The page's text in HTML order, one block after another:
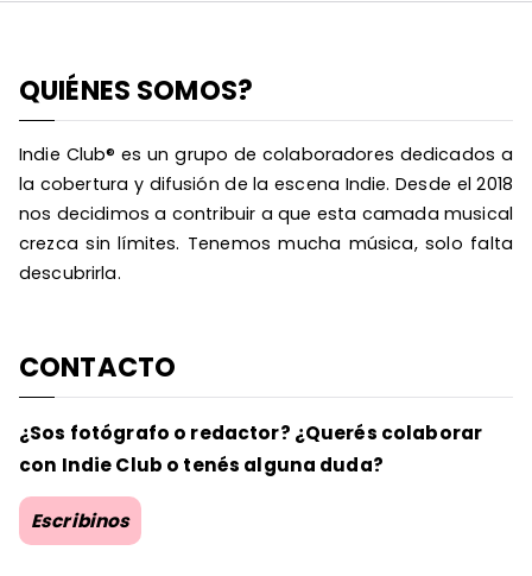
QUIÉNES SOMOS?
Indie Club® es un grupo de colaboradores dedicados a
la cobertura y difusión de la escena Indie. Desde el 2018
nos decidimos a contribuir a que esta camada musical
crezca sin límites. Tenemos mucha música, solo falta
descubrirla.
CONTACTO
¿Sos fotógrafo o redactor? ¿Querés colaborar
con Indie Club o tenés alguna duda?
Escribinos